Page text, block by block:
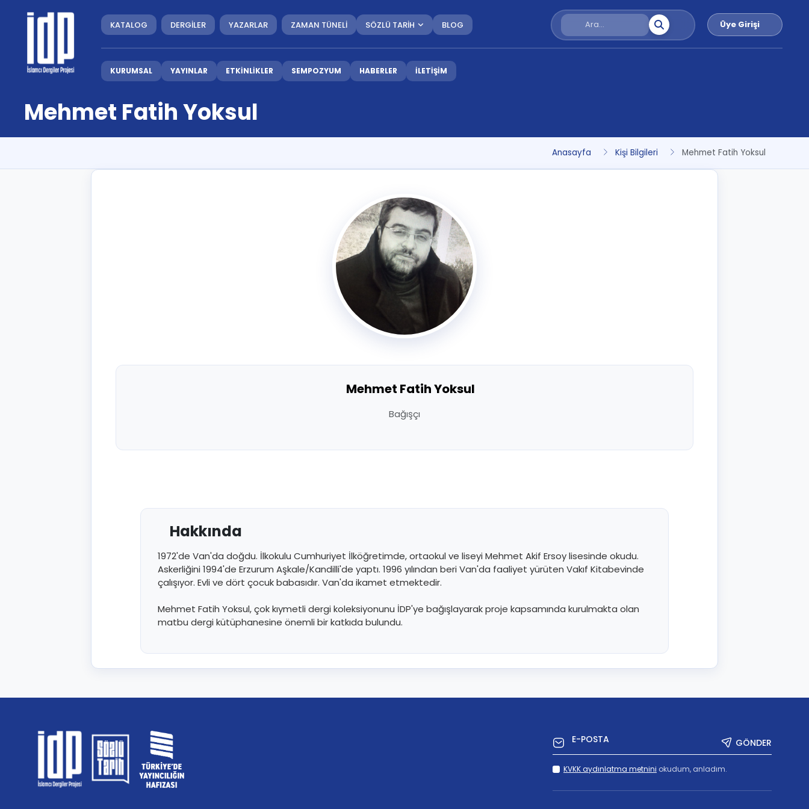
KATALOG DERGİLER YAZARLAR ZAMAN TÜNELİ SÖZLÜ TARİH BLOG Üye Girişi
KURUMSAL YAYINLAR ETKİNLİKLER SEMPOZYUM HABERLER İLETİŞİM
Mehmet Fatih Yoksul
Anasayfa Kişi Bilgileri Mehmet Fatih Yoksul
Mehmet Fatih Yoksul
Bağışçı
Hakkında
1972'de Van'da doğdu. İlkokulu Cumhuriyet İlköğretimde, ortaokul ve liseyi Mehmet Akif Ersoy lisesinde okudu.
Askerliğini 1994'de Erzurum Aşkale/Kandilli'de yaptı. 1996 yılından beri Van'da faaliyet yürüten Vakıf Kitabevinde
çalışıyor. Evli ve dört çocuk babasıdır. Van'da ikamet etmektedir.
Mehmet Fatih Yoksul, çok kıymetli dergi koleksiyonunu İDP'ye bağışlayarak proje kapsamında kurulmakta olan
matbu dergi kütüphanesine önemli bir katkıda bulundu.
GÖNDER
KVKK aydınlatma metnini okudum, anladım.